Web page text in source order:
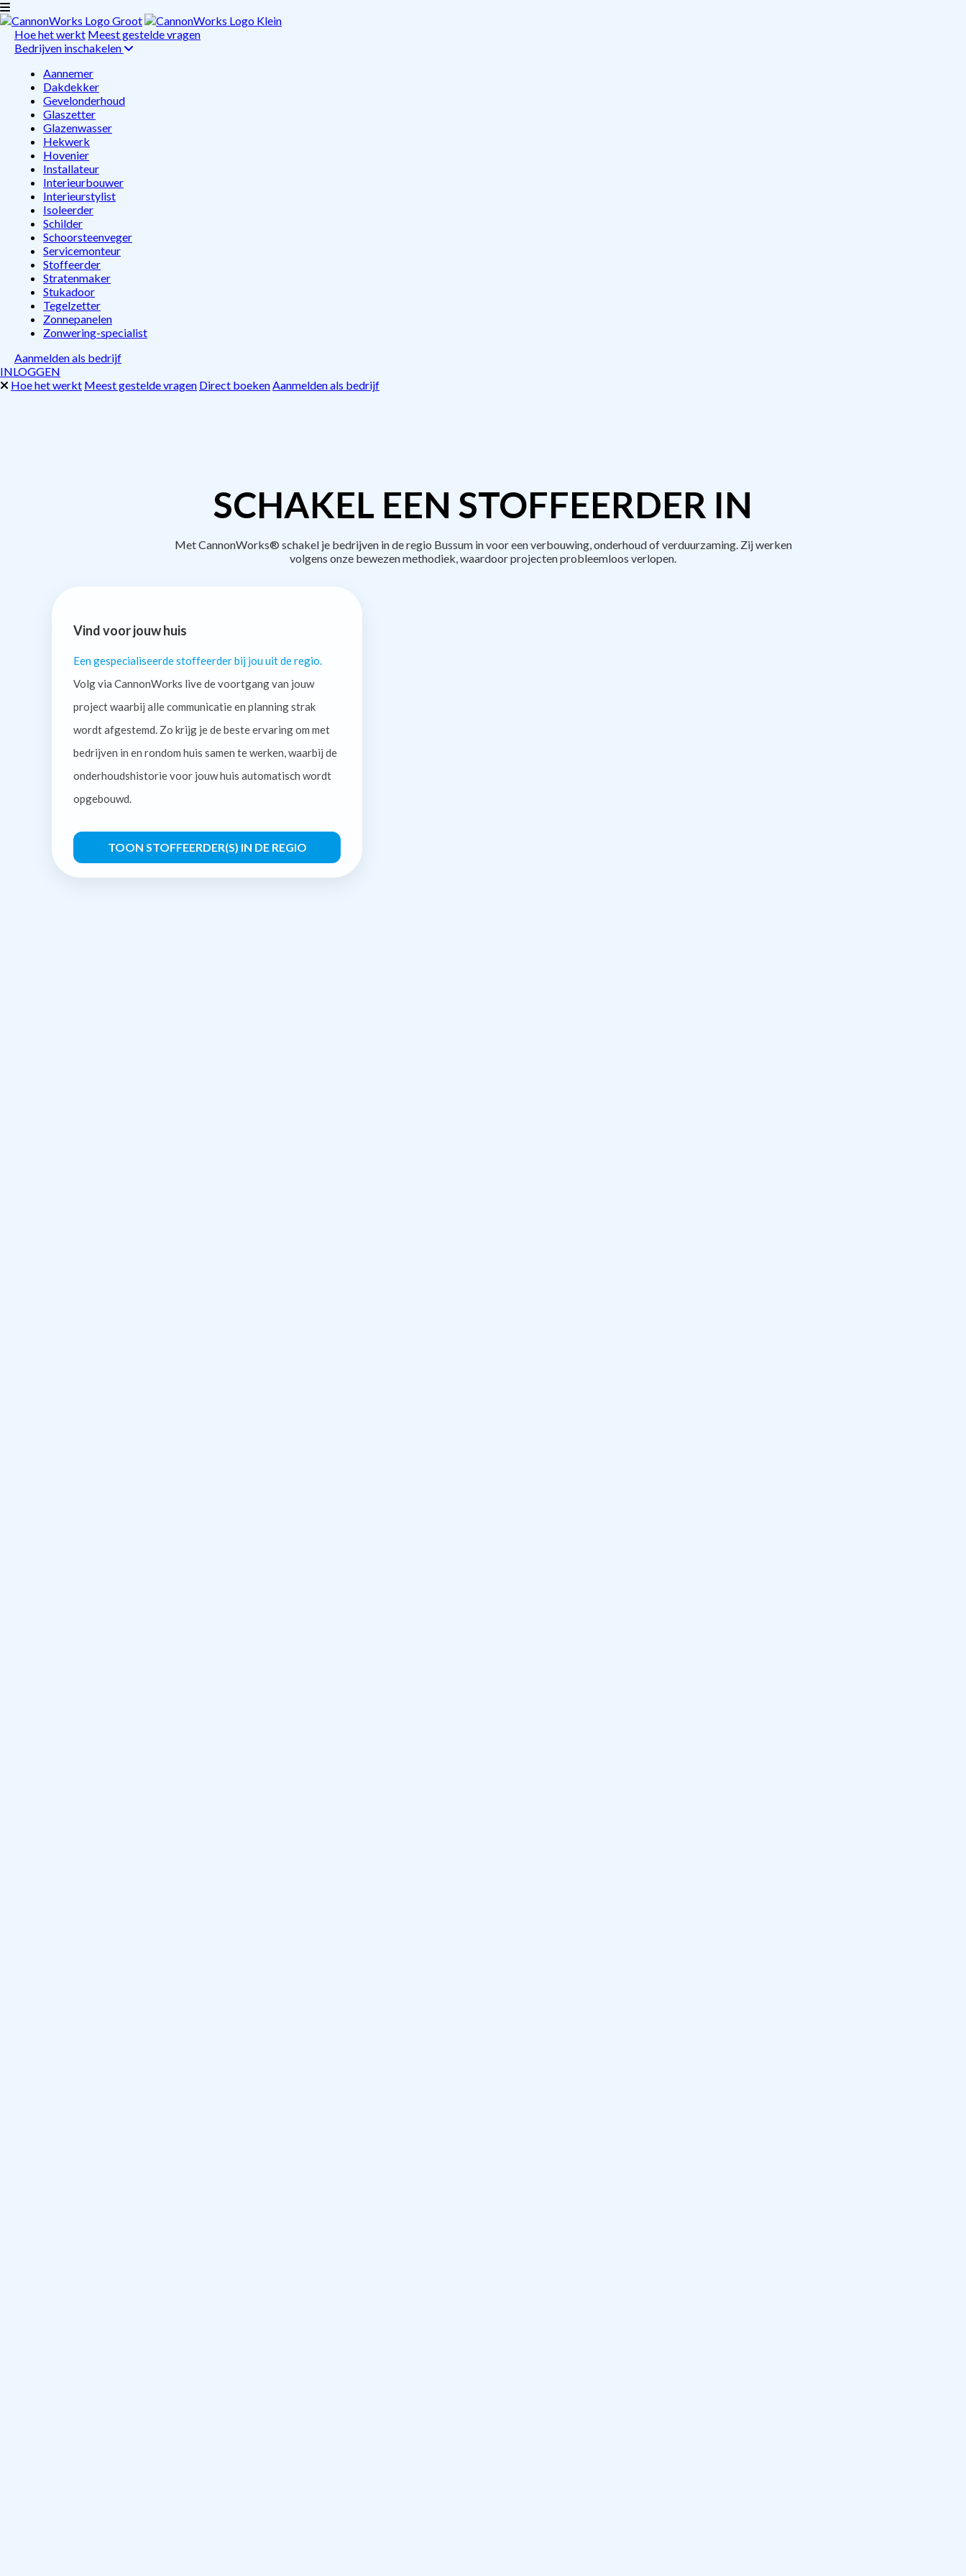
Hoe het werkt Meest gestelde vragen
Bedrijven inschakelen
Aannemer
Dakdekker
Gevelonderhoud
Glaszetter
Glazenwasser
Hekwerk
Hovenier
Installateur
Interieurbouwer
Interieurstylist
Isoleerder
Schilder
Schoorsteenveger
Servicemonteur
Stoffeerder
Stratenmaker
Stukadoor
Tegelzetter
Zonnepanelen
Zonwering-specialist
Aanmelden als bedrijf
INLOGGEN
Hoe het werkt Meest gestelde vragen Direct boekenAanmelden als bedrijf
SCHAKEL EEN STOFFEERDER IN
Met CannonWorks® schakel je bedrijven in de regio Bussum in voor een verbouwing, onderhoud of verduurzaming. Zij werken
volgens onze bewezen methodiek, waardoor projecten probleemloos verlopen.
Vind voor jouw huis
Een gespecialiseerde stoffeerder bij jou uit de regio.
Volg via CannonWorks live de voortgang van jouw
project waarbij alle communicatie en planning strak
wordt afgestemd. Zo krijg je de beste ervaring om met
bedrijven in en rondom huis samen te werken, waarbij de
onderhoudshistorie voor jouw huis automatisch wordt
opgebouwd.
TOON STOFFEERDER(S) IN DE REGIO